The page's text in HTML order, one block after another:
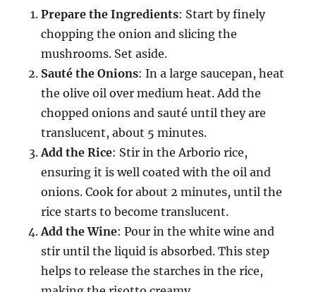
Prepare the Ingredients: Start by finely
chopping the onion and slicing the
mushrooms. Set aside.
Sauté the Onions: In a large saucepan, heat
the olive oil over medium heat. Add the
chopped onions and sauté until they are
translucent, about 5 minutes.
Add the Rice: Stir in the Arborio rice,
ensuring it is well coated with the oil and
onions. Cook for about 2 minutes, until the
rice starts to become translucent.
Add the Wine: Pour in the white wine and
stir until the liquid is absorbed. This step
helps to release the starches in the rice,